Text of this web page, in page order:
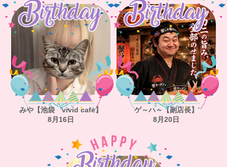
みや【池袋 vivid cafe】
8月16日
ゲ～ハ～【副店長】
8月20日